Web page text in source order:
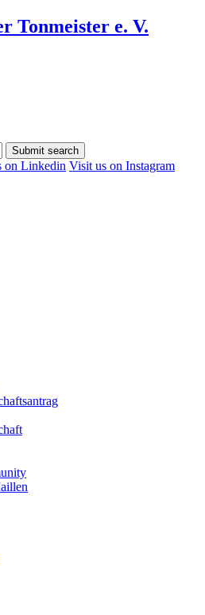
Tonmeister e. V.
Submit search
on Linkedin Visit us on Instagram